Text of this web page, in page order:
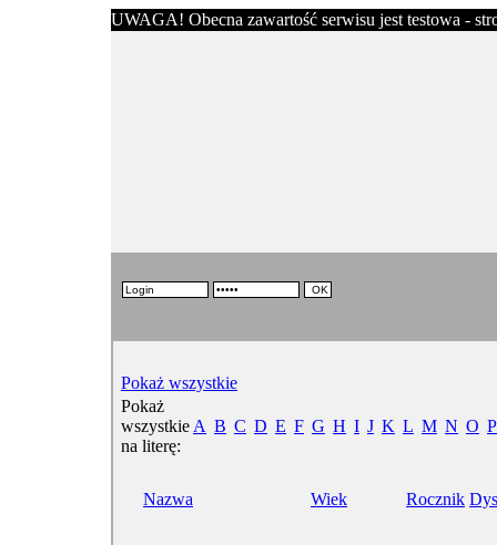
UWAGA! Obecna zawartość serwisu jest testowa -
Pokaż wszystkie
Pokaż
wszystkie
na literę:
A B C D E F G H I J K L M N O P
Nazwa Wiek Rocznik